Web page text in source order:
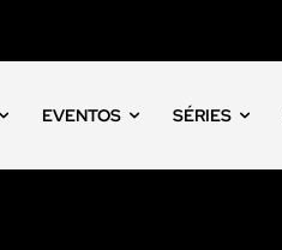
EVENTOS SÉRIES